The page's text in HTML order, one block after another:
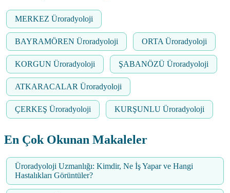
MERKEZ Üroradyoloji
BAYRAMÖREN Üroradyoloji ORTA Üroradyoloji
KORGUN Üroradyoloji ŞABANÖZÜ Üroradyoloji
ATKARACALAR Üroradyoloji
ÇERKEŞ Üroradyoloji KURŞUNLU Üroradyoloji
En Çok Okunan Makaleler
Üroradyoloji Uzmanlığı: Kimdir, Ne İş Yapar ve Hangi
Hastalıkları Görüntüler?